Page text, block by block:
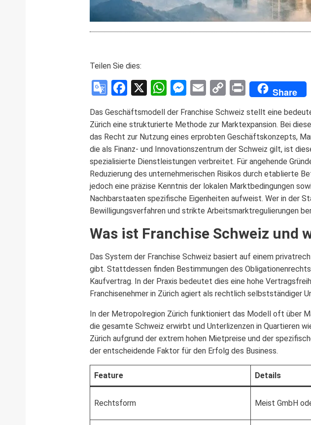
Teilen Sie dies:
Google
Translate
Facebook
X WhatsApp
Messenger
EmailCopy
Link
PrintShare
Das Geschäftsmodell der Franchise Schweiz stellt eine
Zürich eine strukturierte Methode zur Marktexpansion. Bei
das Recht zur Nutzung eines erprobten Geschäftskonzepts,
die als Finanz- und Innovationszentrum der Schweiz gilt, ist
spezialisierte Dienstleistungen verbreitet. Für angehende
Reduzierung des unternehmerischen Risikos durch etablierte
jedoch eine präzise Kenntnis der lokalen Marktbedingungen
Nachbarstaaten spezifische Eigenheiten aufweist. Wer in der
Bewilligungsverfahren und strikte Arbeitsmarktregulierungen
Was ist Franchise Schweiz
Das System der Franchise Schweiz basiert auf einem
gibt. Stattdessen finden Bestimmungen des
Kaufvertrag. In der Praxis bedeutet dies eine hohe
Franchisenehmer in Zürich agiert als rechtlich selbstständiger
In der Metropolregion Zürich funktioniert das Modell oft über
die gesamte Schweiz erwirbt und Unterlizenzen in Quartieren
Zürich aufgrund der extrem hohen Mietpreise und der
der entscheidende Faktor für den Erfolg des Business.
Feature Details
Rechtsform Meist GmbH